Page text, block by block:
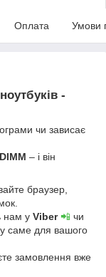
Оплата Умови
-
чи зависає
– і він
браузер,
нам у Viber📲 чи
саме для вашого
замовлення вже